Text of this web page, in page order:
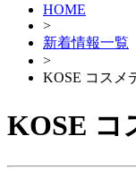
HOME
>
新着情報一覧
>
KOSE コスメ
KOSE コ